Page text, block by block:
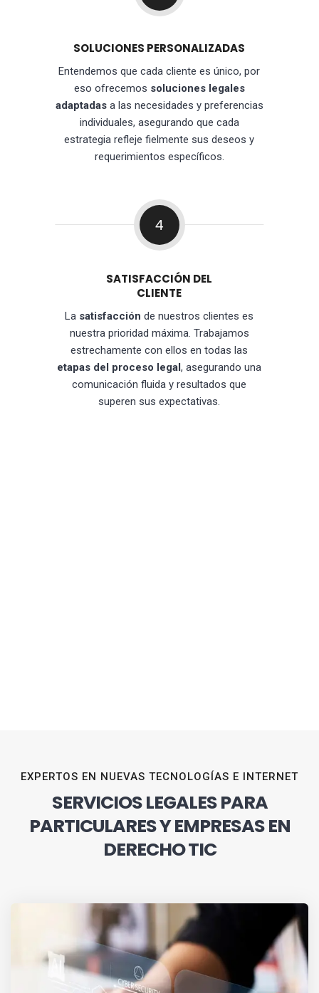
SOLUCIONES PERSONALIZADAS
Entendemos que cada cliente es único, por
eso ofrecemos soluciones legales
adaptadasa las necesidades y preferencias
individuales, asegurando que cada
estrategia refleje fielmente sus deseos y
requerimientos específicos.
4
SATISFACCIÓN DEL
CLIENTE
La satisfacción de nuestros clientes es
nuestra prioridad máxima. Trabajamos
estrechamente con ellos en todas las
etapas del proceso legal, asegurando una
comunicación fluida y resultados que
superen sus expectativas.
EXPERTOS EN NUEVAS TECNOLOGÍAS E INTERNET
SERVICIOS LEGALES PARA
PARTICULARES Y EMPRESAS EN
DERECHO TIC